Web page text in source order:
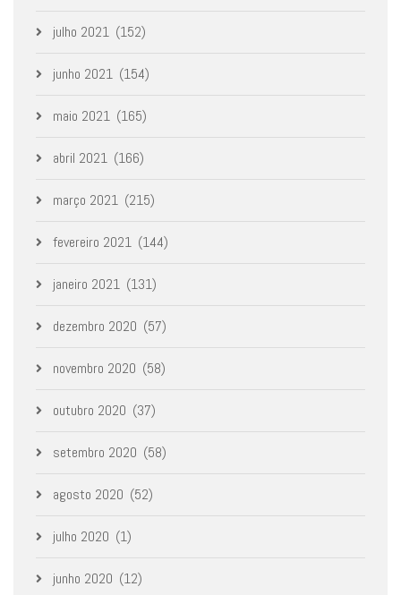
julho 2021 (152)
junho 2021 (154)
maio 2021 (165)
abril 2021 (166)
março 2021 (215)
fevereiro 2021 (144)
janeiro 2021 (131)
dezembro 2020 (57)
novembro 2020 (58)
outubro 2020 (37)
setembro 2020 (58)
agosto 2020 (52)
julho 2020 (1)
junho 2020 (12)